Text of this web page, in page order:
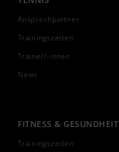
Ansprechpartner
Trainingszeiten
Trainer/-innen
News
FITNESS & GESUNDHEIT
Trainingszeiten